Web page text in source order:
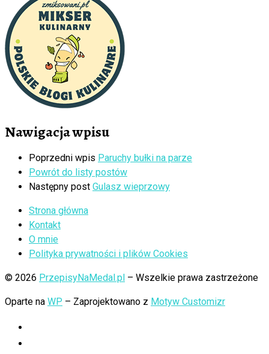
Nawigacja wpisu
Poprzedni wpis Paruchy bułki na parze
Powrót do listy postów
Następny post Gulasz wieprzowy
Strona główna
Kontakt
O mnie
Polityka prywatności i plików Cookies
© 2026 PrzepisyNaMedal.pl – Wszelkie prawa zastrzeżone
Oparte na WP – Zaprojektowano z Motyw Customizr